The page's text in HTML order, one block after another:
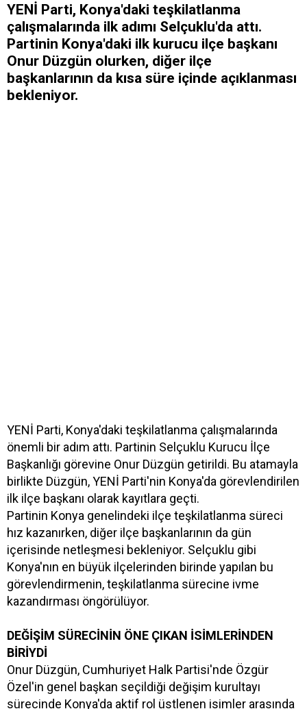
YENİ Parti, Konya'daki teşkilatlanma
çalışmalarında ilk adımı Selçuklu'da attı.
Partinin Konya'daki ilk kurucu ilçe başkanı
Onur Düzgün olurken, diğer ilçe
başkanlarının da kısa süre içinde açıklanması
bekleniyor.
YENİ Parti, Konya'daki teşkilatlanma çalışmalarında
önemli bir adım attı. Partinin Selçuklu Kurucu İlçe
Başkanlığı görevine Onur Düzgün getirildi. Bu atamayla
birlikte Düzgün, YENİ Parti'nin Konya'da görevlendirilen
ilk ilçe başkanı olarak kayıtlara geçti.
Partinin Konya genelindeki ilçe teşkilatlanma süreci
hız kazanırken, diğer ilçe başkanlarının da gün
içerisinde netleşmesi bekleniyor. Selçuklu gibi
Konya'nın en büyük ilçelerinden birinde yapılan bu
görevlendirmenin, teşkilatlanma sürecine ivme
kazandırması öngörülüyor.
DEĞİŞİM SÜRECİNİN ÖNE ÇIKAN İSİMLERİNDEN
BİRİYDİ
Onur Düzgün, Cumhuriyet Halk Partisi'nde Özgür
Özel'in genel başkan seçildiği değişim kurultayı
sürecinde Konya'da aktif rol üstlenen isimler arasında